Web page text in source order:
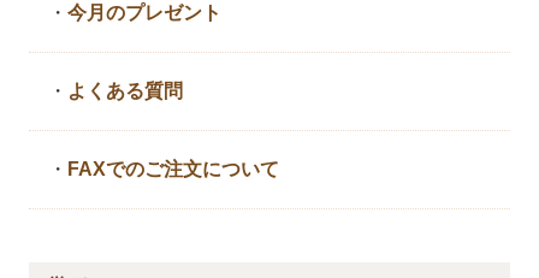
・今月のプレゼント
・ よくある質問
・ FAXでのご注文について